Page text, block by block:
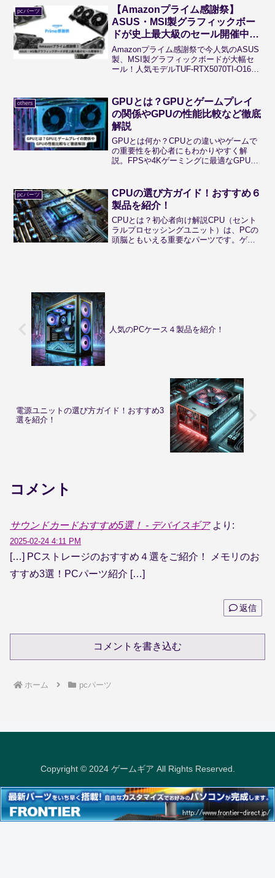
pcパーツ
【Amazonプライム感謝祭】
ASUS・MSI製グラフィックボー
ドが史上最大級のセール開催中！
｜TUF-RTX5070TI-O16G-
GAMING
Amazonプライム感謝祭で今人気のASUS
製、MSI製グラフィックボードが大幅セ
ール！人気モデルTUF-RTX5070TI-O16G-
ゲーミングpcを制作しようとしている方
必見！
others
GPUとは？GPUとゲームプレイ
の関係やGPUの性能比較など徹底
解説
GPUとは何か？CPUとの違いやゲームで
の重要性を初心者にもわかりやすく解
説。FPSや4Kゲーミングに最適なGPU選
pcパーツ
CPUの選び方ガイド！おすすめ６
製品を紹介！
CPUとは？初心者向け解説CPU（セント
ラルプロセッシングユニット）は、PCの
頭脳ともいえる重要なパーツです。ゲー
人気のPCケース４製品を紹介！
電源ユニットの選び方ガイド！おすすめ3
選を紹介！
コメント
サウンドカードおすすめ5選！ - デバイスギア より:
2025-02-24 4:11 PM
[…] PCストレージのおすすめ４選をご紹介！ メモリのお
すすめ3選！PCパーツ紹介 […]
返信
コメントを書き込む
ホーム pcパーツ
Copyright © 2024 ゲームギア All Rights Reserved.